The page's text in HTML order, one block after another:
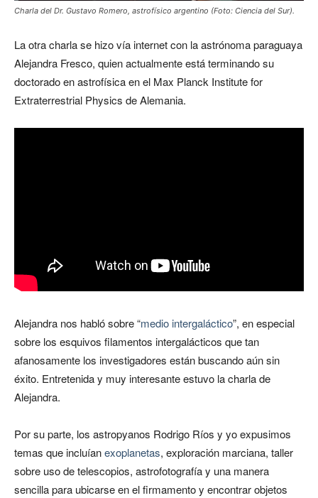
Charla del Dr. Gustavo Romero, astrofísico argentino (Foto: Ciencia del Sur).
La otra charla se hizo vía internet con la astrónoma paraguaya
Alejandra Fresco, quien actualmente está terminando su
doctorado en astrofísica en el Max Planck Institute for
Extraterrestrial Physics de Alemania.
Alejandra nos habló sobre “medio intergaláctico”, en especial
sobre los esquivos filamentos intergalácticos que tan
afanosamente los investigadores están buscando aún sin
éxito. Entretenida y muy interesante estuvo la charla de
Alejandra.
Por su parte, los astropyanos Rodrigo Ríos y yo expusimos
temas que incluíanexoplanetas, exploración marciana, taller
sobre uso de telescopios, astrofotografía y una manera
sencilla para ubicarse en el firmamento y encontrar objetos